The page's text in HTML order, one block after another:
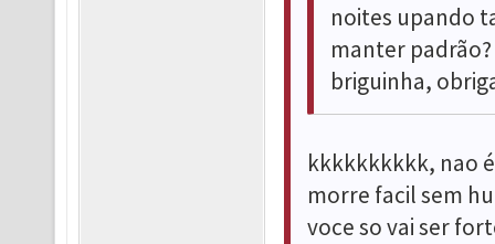
noites upando
manter
briguinha,
kkkkkkkkkk, nao
morre facil sem
voce so vai ser